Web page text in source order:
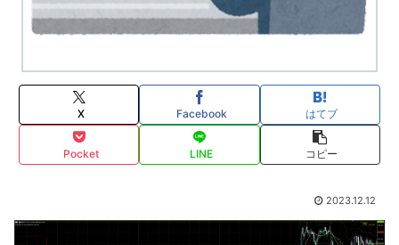
X Facebook はてブ
Pocket LINE コピー
2023.12.12